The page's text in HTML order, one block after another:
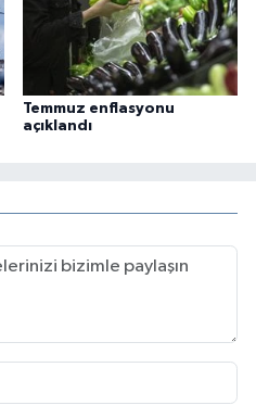
Temmuz enflasyonu
açıklandı